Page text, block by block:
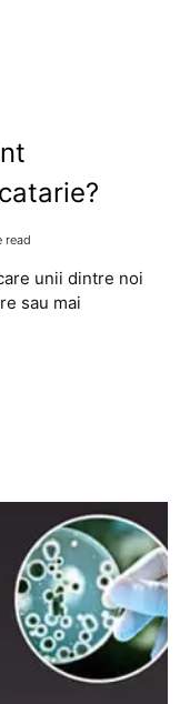
read
unii dintre noi
sau mai